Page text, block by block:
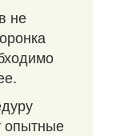
не
опытные